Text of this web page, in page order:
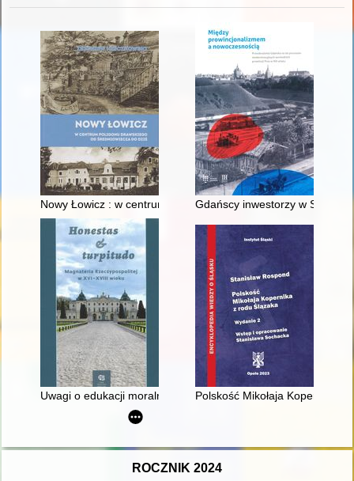
Nowy Łowicz : w centrum poligonu drawskiego od
Gdańscy inwestorzy w
Uwagi o edukacji moralnej synów szlacheckich w XVI-
Polskość Mikołaja Kopernika z
ROCZNIK 2024